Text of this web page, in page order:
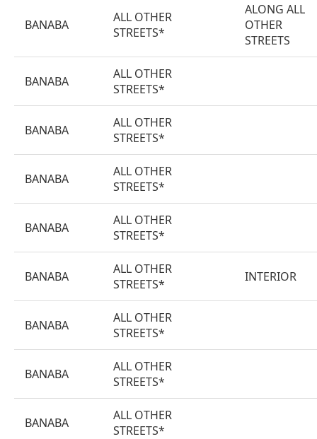
BANABA
ALL OTHER
STREETS*
ALONG ALL
OTHER
STREETS
BANABA
ALL OTHER
STREETS*
BANABA
ALL OTHER
STREETS*
BANABA
ALL OTHER
STREETS*
BANABA
ALL OTHER
STREETS*
BANABA
ALL OTHER
STREETS*
INTERIOR
BANABA
ALL OTHER
STREETS*
BANABA
ALL OTHER
STREETS*
BANABA
ALL OTHER
STREETS*